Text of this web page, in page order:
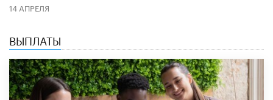
14 АПРЕЛЯ
ВЫПЛАТЫ